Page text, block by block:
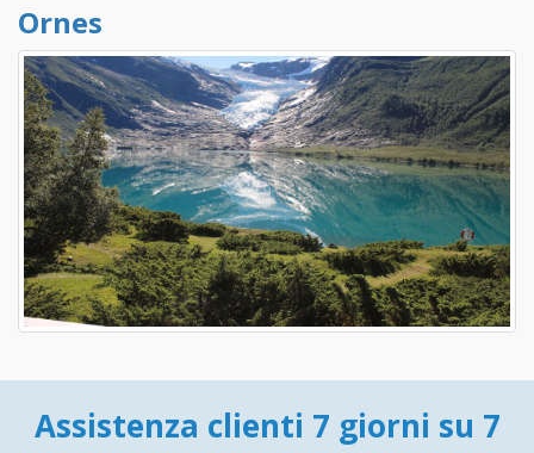
Ornes
Assistenza clienti 7 giorni su 7